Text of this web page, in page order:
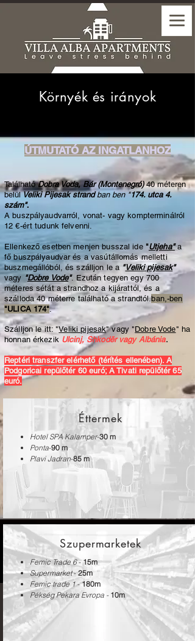
Környék és irányok
ÚTMUTATÓ AZ INGATLANHOZ
TalálhatóDobra Voda, Bár (Montenegró)40 méteren
belülVeliki Pijesak strandban ben "174. utca 4.
szám".
A buszpályaudvarról, vonat- vagy kompterminálról
12 €-ért tudunk felvenni.
Ellenkező esetben menjen busszal ide"Utjeha"a
fő buszpályaudvar és a vasútállomás melletti
buszmegállóból, és szálljon le a "Veliki pijesak"
vagy "Dobre Vode". Ezután tegyen egy 700
méteres sétát a strandhoz a kijárattól, és a
szálloda 40 méterre található a strandtól.ban,-ben
"ULICA 174".
Szálljon le itt: "Veliki pijesak" vagy "Dobre Vode" ha
honnan érkezik Ulcinj, Shkodër vagy Albánia.
Reptéri transzfer elérhető (térítés ellenében). A
Podgoricai repülőtér 60 euró; A Tivati repülőtér 65
euró.
Éttermek
Hotel SPA Kalamper-30 m
Ponta-90 m
Plavi Jadran-85 m
Szupermarketek
Femic Trade 6-15m
Supermarket-25m
Femic trade 1-180m
Pékség Pekara Evropa - 10m